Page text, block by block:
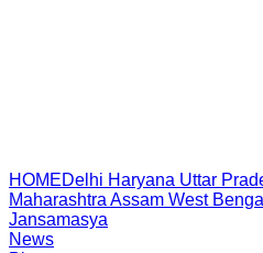
HOMEDelhi Haryana Uttar
Maharashtra Assam West Bengal
Jansamasya
News